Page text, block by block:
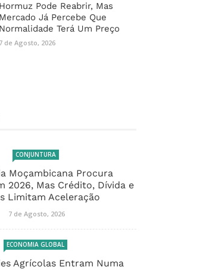
Hormuz Pode Reabrir, Mas
Mercado Já Percebe Que
Normalidade Terá Um Preço
7 de Agosto, 2026
CONJUNTURA
Moçambicana Procura
2026, Mas Crédito, Dívida e
Limitam Aceleração
7 de Agosto, 2026
ECONOMIA GLOBAL
Agrícolas Entram Numa